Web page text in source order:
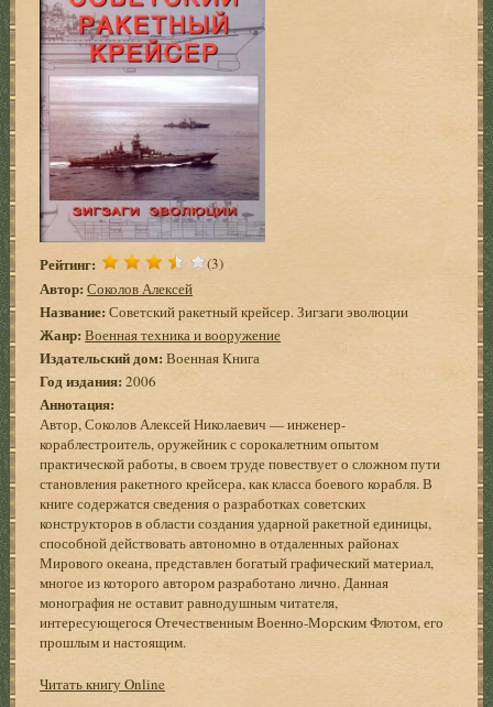
Рейтинг: (3)
Автор:Соколов Алексей
Название: Советский ракетный крейсер. Зигзаги эволюции
Жанр: Военная техника и вооружение
Издательский дом:Военная Книга
Год издания: 2006
Аннотация:
Автор, Соколов Алексей Николаевич — инженер-
кораблестроитель, оружейник с сорокалетним опытом
практической работы, в своем труде повествует о сложном пути
становления ракетного крейсера, как класса боевого корабля. В
книге содержатся сведения о разработках советских
конструкторов в области создания ударной ракетной единицы,
способной действовать автономно в отдаленных районах
Мирового океана, представлен богатый графический материал,
многое из которого автором разработано лично. Данная
монография не оставит равнодушным читателя,
интересующегося Отечественным Военно-Морским Флотом, его
прошлым и настоящим.
Читать книгу Online